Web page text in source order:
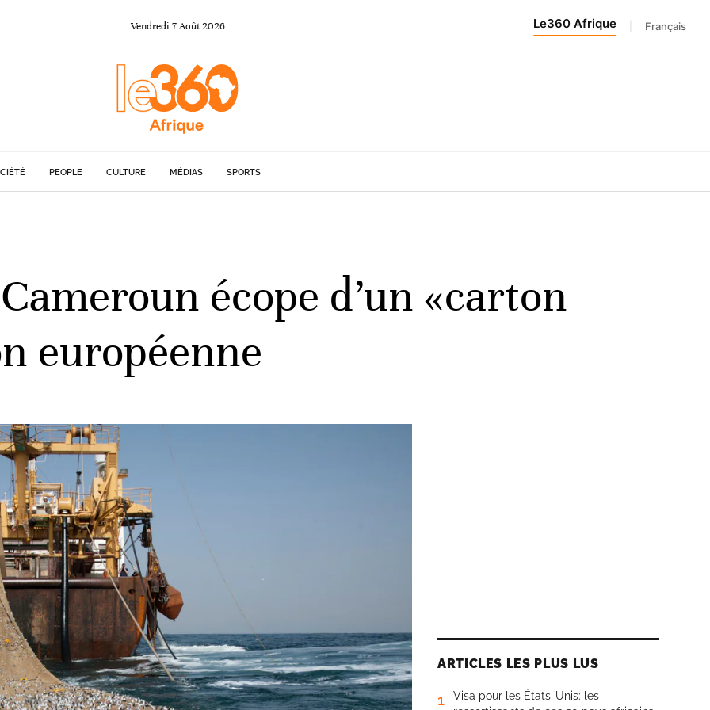
Vendredi 7Août 2026 Le360 Afrique Français
PEOPLE CULTURE MÉDIAS SPORTS
écope d’un «carton
européenne
ARTICLES LES PLUS LUS
1
Visa pour les États-Unis: les